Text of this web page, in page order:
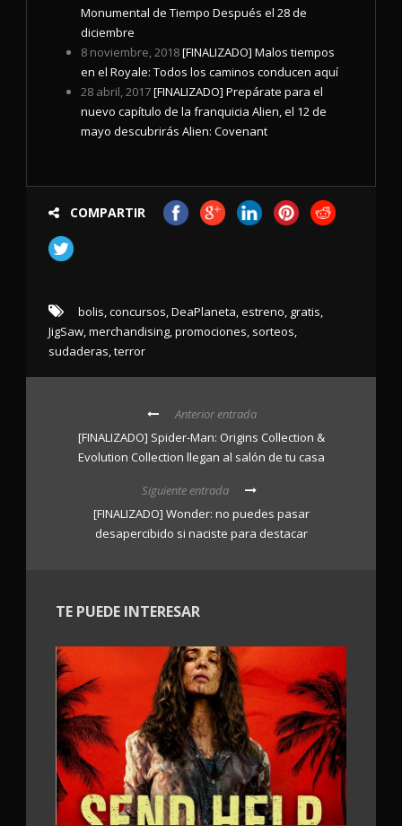
Monumental de Tiempo Después el 28 de
diciembre
8 noviembre, 2018[FINALIZADO] Malos tiempos
en el Royale: Todos los caminos conducen aquí
28 abril, 2017[FINALIZADO] Prepárate para el
nuevo capítulo de la franquicia Alien, el 12 de
mayo descubrirás Alien: Covenant
COMPARTIR
bolis,concursos,DeaPlaneta,estreno, gratis,
JigSaw,merchandising,promociones, sorteos,
sudaderas,terror
Anterior entrada
[FINALIZADO] Spider-Man: Origins Collection &
Evolution Collection llegan al salón de tu casa
Siguiente entrada
[FINALIZADO] Wonder: no puedes pasar
desapercibido si naciste para destacar
TE PUEDE INTERESAR